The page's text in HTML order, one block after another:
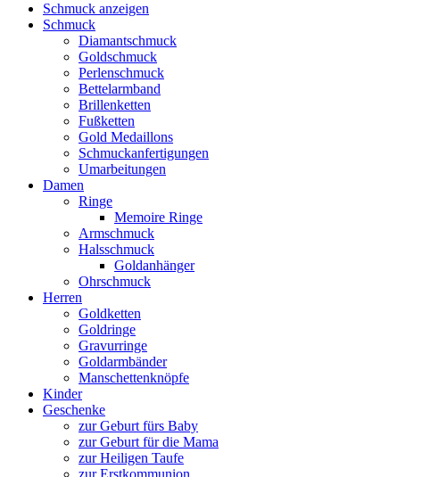
Schmuck anzeigen
Schmuck
Diamantschmuck
Goldschmuck
Perlenschmuck
Bettelarmband
Brillenketten
Fußketten
Gold Medaillons
Schmuckanfertigungen
Umarbeitungen
Damen
Ringe
Memoire Ringe
Armschmuck
Halsschmuck
Goldanhänger
Ohrschmuck
Herren
Goldketten
Goldringe
Gravurringe
Goldarmbänder
Manschettenknöpfe
Kinder
Geschenke
zur Geburt fürs Baby
zur Geburt für die Mama
zur Heiligen Taufe
zur Erstkommunion